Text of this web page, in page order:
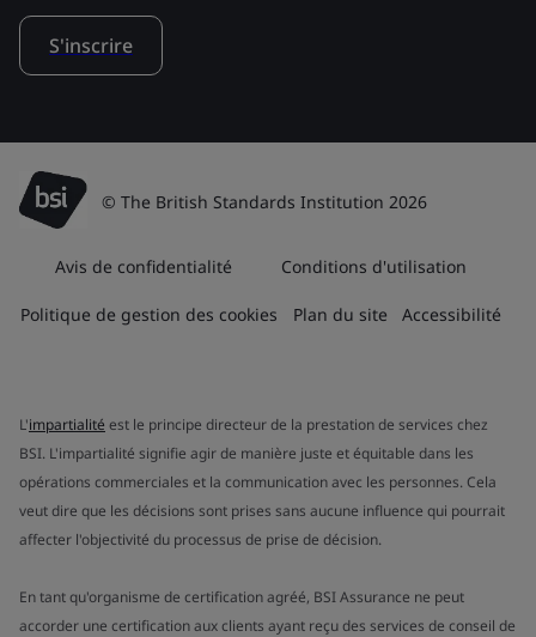
S'inscrire
© The British Standards Institution 2026
Avis de confidentialité Conditions d'utilisation
Politique de gestion des cookies Plan du site Accessibilité
L'impartialité est le principe directeur de la prestation de services chez
BSI. L'impartialité signifie agir de manière juste et équitable dans les
opérations commerciales et la communication avec les personnes. Cela
veut dire que les décisions sont prises sans aucune influence qui pourrait
affecter l'objectivité du processus de prise de décision.
En tant qu'organisme de certification agréé, BSI Assurance ne peut
accorder une certification aux clients ayant reçu des services de conseil de